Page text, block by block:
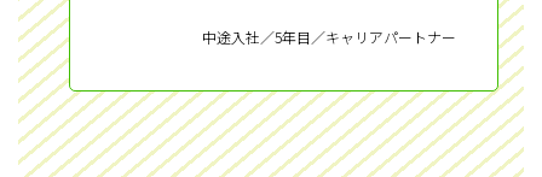
中途入社／5年目／キャリアパートナー